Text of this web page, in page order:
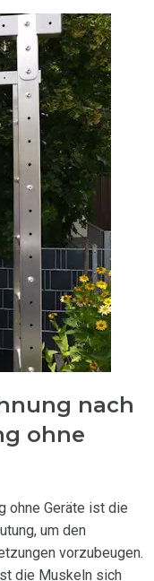
nach
ohne
ohne Geräte ist die
um den
vorzubeugen.
die Muskeln sich